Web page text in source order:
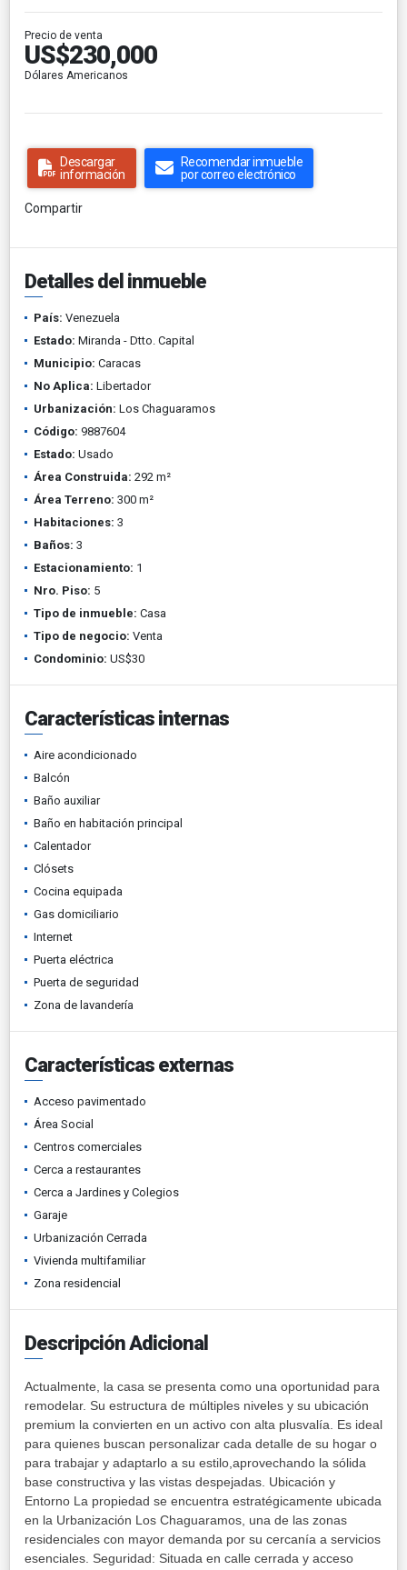
Precio de venta
US$230,000
Dólares Americanos
Descargar
información
Recomendar inmueble
por correo electrónico
Compartir
Detalles del inmueble
País: Venezuela
Estado: Miranda - Dtto. Capital
Municipio: Caracas
No Aplica: Libertador
Urbanización: Los Chaguaramos
Código: 9887604
Estado: Usado
Área Construida: 292 m²
Área Terreno: 300 m²
Habitaciones: 3
Baños: 3
Estacionamiento: 1
Nro. Piso: 5
Tipo de inmueble: Casa
Tipo de negocio: Venta
Condominio: US$30
Características internas
Aire acondicionado
Balcón
Baño auxiliar
Baño en habitación principal
Calentador
Clósets
Cocina equipada
Gas domiciliario
Internet
Puerta eléctrica
Puerta de seguridad
Zona de lavandería
Características externas
Acceso pavimentado
Área Social
Centros comerciales
Cerca a restaurantes
Cerca a Jardines y Colegios
Garaje
Urbanización Cerrada
Vivienda multifamiliar
Zona residencial
Descripción Adicional
Actualmente, la casa se presenta como una oportunidad para
remodelar. Su estructura de múltiples niveles y su ubicación
premium la convierten en un activo con alta plusvalía. Es ideal
para quienes buscan personalizar cada detalle de su hogar o
para trabajar y adaptarlo a su estilo,aprovechando la sólida
base constructiva y las vistas despejadas. Ubicación y
Entorno ​La propiedad se encuentra estratégicamente ubicada
en la Urbanización Los Chaguaramos, una de las zonas
residenciales con mayor demanda por su cercanía a servicios
esenciales. ​Seguridad: Situada en calle cerrada y acceso